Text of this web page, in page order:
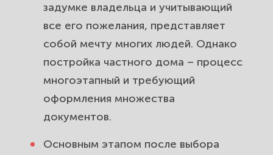
задумке владельца и учитывающий
все его пожелания, представляет
собой мечту многих людей. Однако
постройка частного дома – процесс
многоэтапный и требующий
оформления множества
документов.
Основным этапом после выбора